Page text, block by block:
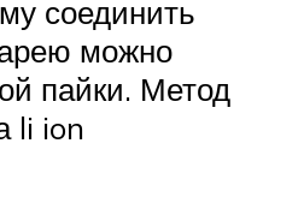
соединить
можно
пайки. Метод
li ion